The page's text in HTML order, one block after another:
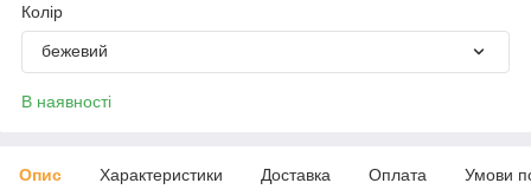
Колір
бежевий
В наявності
Опис Характеристики Доставка Оплата Умови